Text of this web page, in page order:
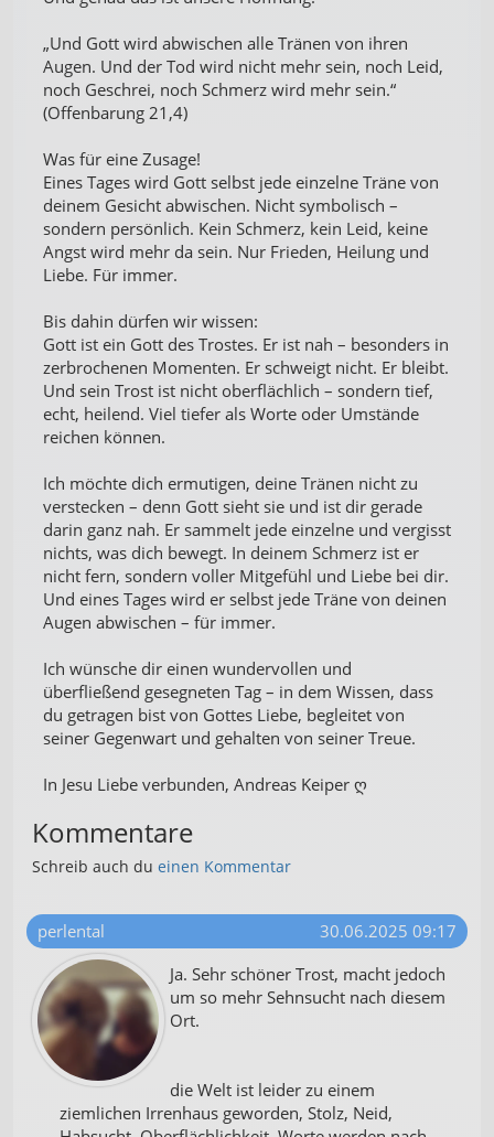
„Und Gott wird abwischen alle Tränen von ihren
Augen. Und der Tod wird nicht mehr sein, noch Leid,
noch Geschrei, noch Schmerz wird mehr sein.“
(Offenbarung 21,4)
Was für eine Zusage!
Eines Tages wird Gott selbst jede einzelne Träne von
deinem Gesicht abwischen. Nicht symbolisch –
sondern persönlich. Kein Schmerz, kein Leid, keine
Angst wird mehr da sein. Nur Frieden, Heilung und
Liebe. Für immer.
Bis dahin dürfen wir wissen:
Gott ist ein Gott des Trostes. Er ist nah – besonders in
zerbrochenen Momenten. Er schweigt nicht. Er bleibt.
Und sein Trost ist nicht oberflächlich – sondern tief,
echt, heilend. Viel tiefer als Worte oder Umstände
reichen können.
Ich möchte dich ermutigen, deine Tränen nicht zu
verstecken – denn Gott sieht sie und ist dir gerade
darin ganz nah. Er sammelt jede einzelne und vergisst
nichts, was dich bewegt. In deinem Schmerz ist er
nicht fern, sondern voller Mitgefühl und Liebe bei dir.
Und eines Tages wird er selbst jede Träne von deinen
Augen abwischen – für immer.
Ich wünsche dir einen wundervollen und
überfließend gesegneten Tag – in dem Wissen, dass
du getragen bist von Gottes Liebe, begleitet von
seiner Gegenwart und gehalten von seiner Treue.
In Jesu Liebe verbunden, Andreas Keiper ღ
Kommentare
Schreib auch du einen Kommentar
perlental
30.06.2025 09:17
Ja. Sehr schöner Trost, macht jedoch
um so mehr Sehnsucht nach diesem
Ort.
die Welt ist leider zu einem
ziemlichen Irrenhaus geworden, Stolz, Neid,